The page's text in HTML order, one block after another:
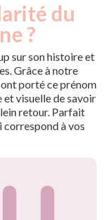
du
?
sur son histoire et
Grâce à notre
porté ce prénom
et visuelle de savoir
retour. Parfait
correspond à vos